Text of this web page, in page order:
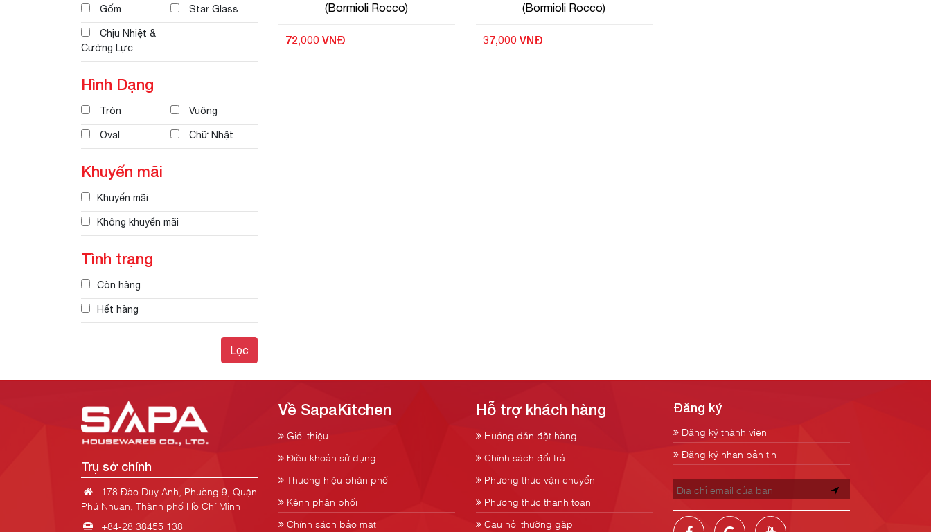
Gốm Star Glass
Chịu Nhiệt &
Cường Lực
Hình Dạng
Tròn Vuông
Oval Chữ Nhật
Khuyến mãi
Khuyến mãi
Không khuyến mãi
Tình trạng
Còn hàng
Hết hàng
Lọc
(Bormioli Rocco)
72,000 VNĐ
(Bormioli Rocco)
37,000 VNĐ
Trụ sở chính
178 Đào Duy Anh, Phường 9, Quận
Phú Nhuận, Thành phố Hồ Chí Minh
+84-28 38455 138
Về SapaKitchen
Giới thiệu
Điều khoản sử dụng
Thương hiệu phân phối
Kênh phân phối
Chính sách bảo mật
Hỗ trợ khách hàng
Hướng dẫn đặt hàng
Chính sách đổi trả
Phương thức vận chuyển
Phương thức thanh toán
Câu hỏi thường gặp
Đăng ký
Đăng ký thành viên
Đăng ký nhận bản tin